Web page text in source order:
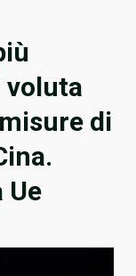
voluta
di
Ue